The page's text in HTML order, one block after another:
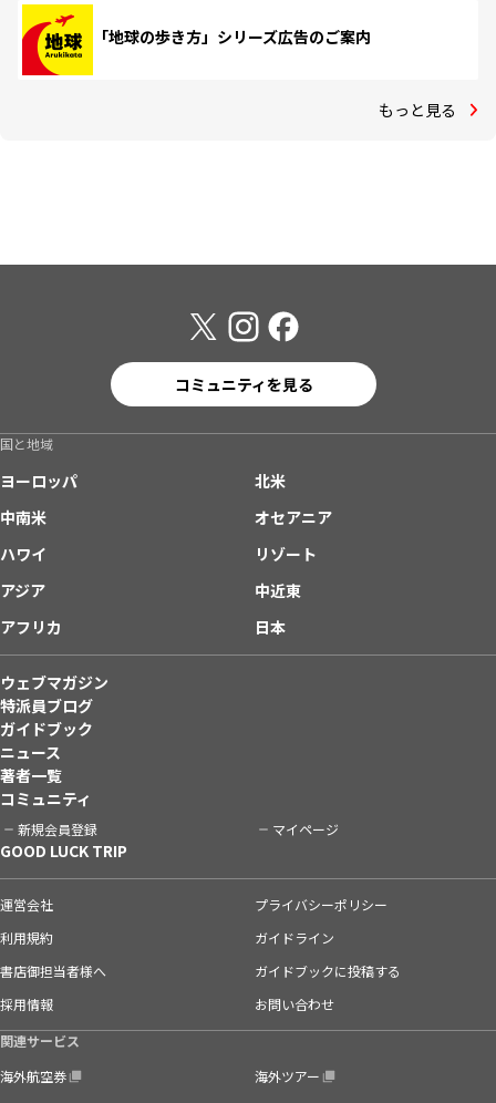
「地球の歩き方」シリーズ広告のご案内
もっと見る
コミュニティを見る
国と地域
ヨーロッパ
北米
中南米
オセアニア
ハワイ
リゾート
アジア
中近東
アフリカ
日本
ウェブマガジン
特派員ブログ
ガイドブック
ニュース
著者一覧
コミュニティ
新規会員登録 マイページ
GOOD LUCK TRIP
運営会社
プライバシーポリシー
利用規約
ガイドライン
書店御担当者様へ
ガイドブックに投稿する
採用情報
お問い合わせ
関連サービス
海外航空券
海外ツアー